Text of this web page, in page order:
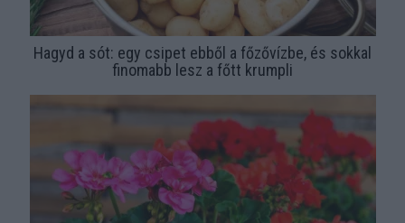
Hagyd a sót: egy csipet ebből a főzővízbe, és sokkal
finomabb lesz a főtt krumpli